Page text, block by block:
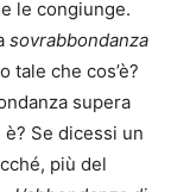
le congiunge.
sovrabbondanza
tale che cos’è?
supera
Se dicessi un
più del